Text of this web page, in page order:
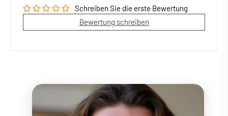
Schreiben Sie die erste Bewertung
Bewertung schreiben